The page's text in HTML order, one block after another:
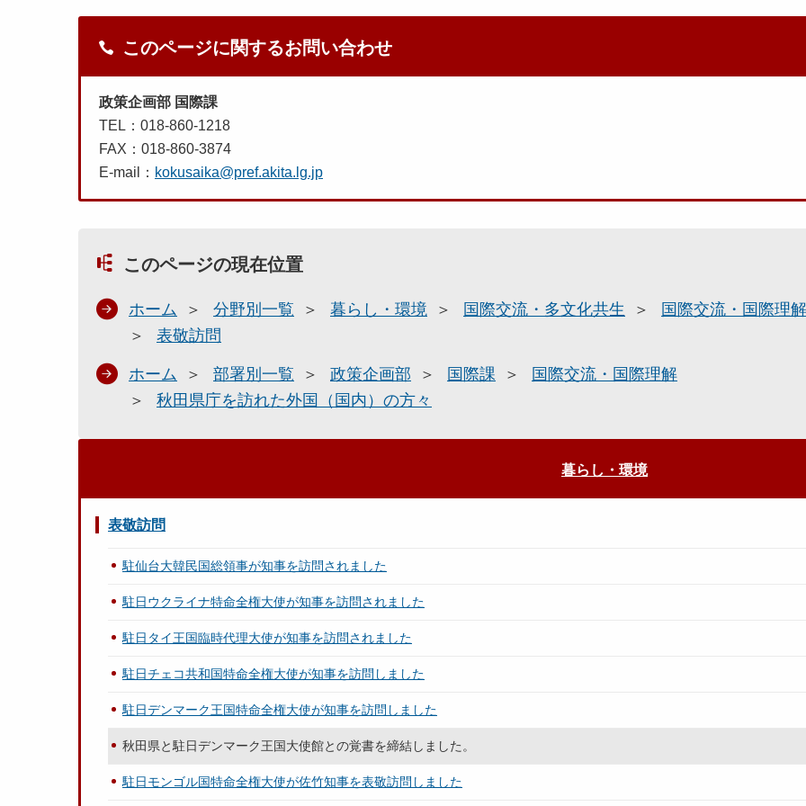
このページに関するお問い合わせ
政策企画部 国際課
TEL：018-860-1218
FAX：018-860-3874
E-mail： kokusaika@pref.akita.lg.jp
このページの現在位置
ホーム 分野別一覧 暮らし・環境 国際交流・多文化共生
国際交流・国際理解
表敬訪問
ホーム 部署別一覧 政策企画部 国際課
国際交流・国際理解
秋田県庁を訪れた外国（国内）の方々
暮らし・環境
表敬訪問
駐仙台大韓民国総領事が知事を訪問されました
駐日ウクライナ特命全権大使が知事を訪問されました
駐日タイ王国臨時代理大使が知事を訪問されました
駐日チェコ共和国特命全権大使が知事を訪問しました
駐日デンマーク王国特命全権大使が知事を訪問しました
秋田県と駐日デンマーク王国大使館との覚書を締結しました。
駐日モンゴル国特命全権大使が佐竹知事を表敬訪問しました